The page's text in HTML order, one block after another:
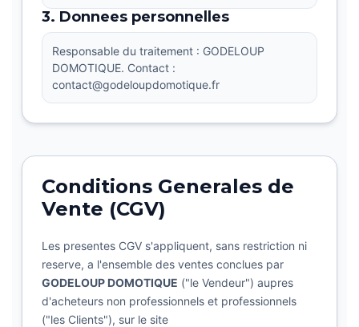
3. Donnees personnelles
Responsable du traitement : GODELOUP
DOMOTIQUE. Contact :
contact@godeloupdomotique.fr
Conditions Generales de
Vente (CGV)
Les presentes CGV s'appliquent, sans restriction ni
reserve, a l'ensemble des ventes conclues par
GODELOUP DOMOTIQUE ("le Vendeur") aupres
d'acheteurs non professionnels et professionnels
("les Clients"), sur le site